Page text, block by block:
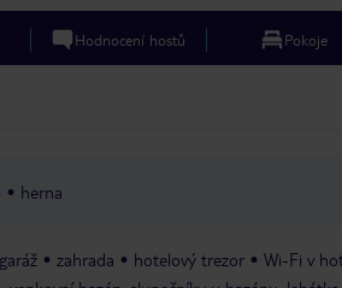
Hodnocení hostů Pokoje
herna
garáž zahrada hotelový trezor Wi-Fi v